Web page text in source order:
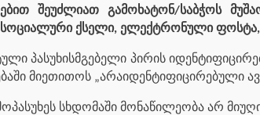
შეუძლიათ გამოხატონ/საბჭოს
[სოციალური ქსელი, ელექტრონული
პირის
მიეთითოს „არაიდენტიფიცირებული
სხდომაში მონაწილეობა არ